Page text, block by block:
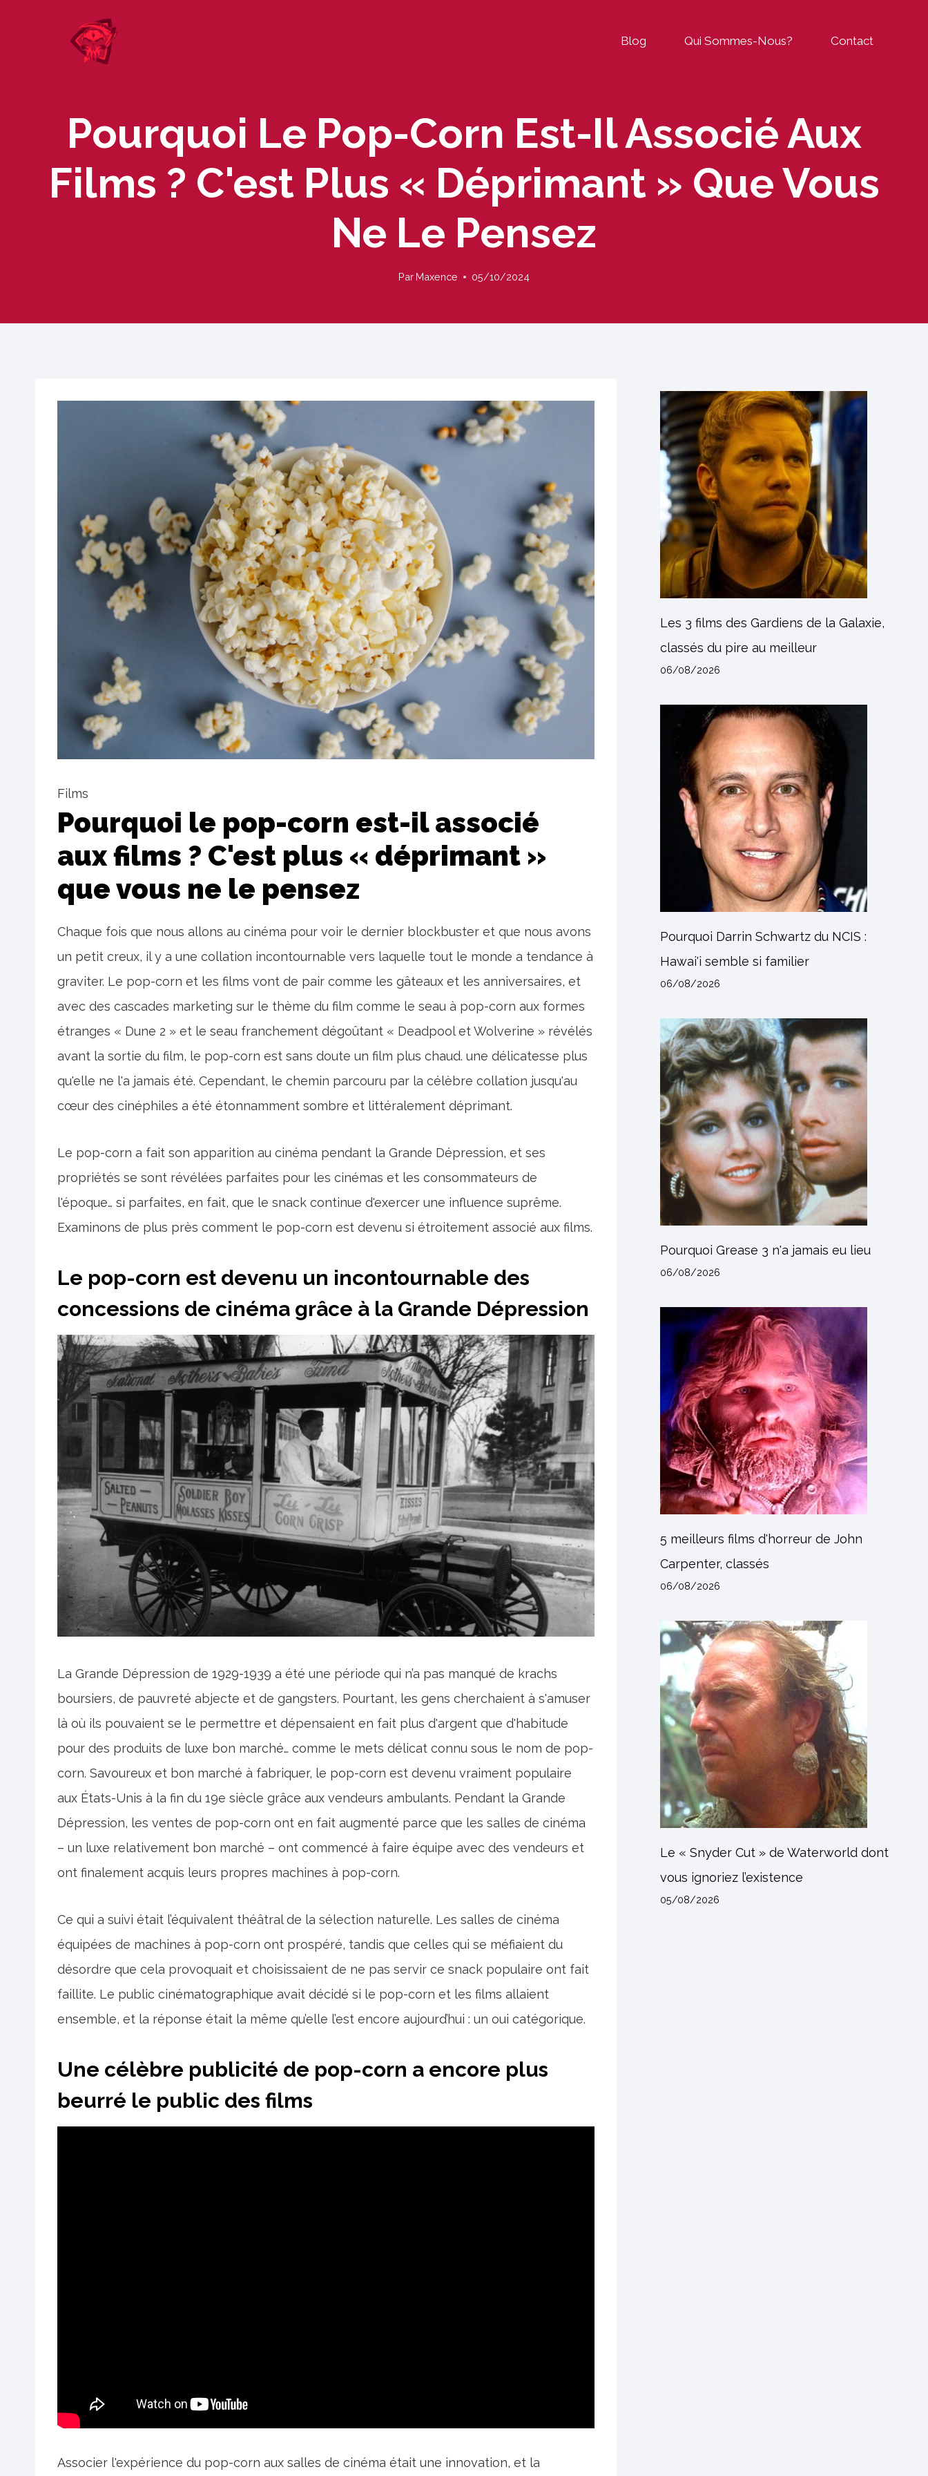
Blog Qui Sommes-Nous? Contact
Pourquoi Le Pop-Corn Est-Il Associé Aux
Films ? C'est Plus « Déprimant » Que Vous
Ne Le Pensez
Par Maxence 05/10/2024
Films
Pourquoi le pop-corn est-il associé
aux films ? C'est plus « déprimant »
que vous ne le pensez
Chaque fois que nous allons au cinéma pour voir le dernier blockbuster et que nous avons
un petit creux, il y a une collation incontournable vers laquelle tout le monde a tendance à
graviter. Le pop-corn et les films vont de pair comme les gâteaux et les anniversaires, et
avec des cascades marketing sur le thème du film comme le seau à pop-corn aux formes
étranges « Dune 2 » et le seau franchement dégoûtant « Deadpool et Wolverine » révélés
avant la sortie du film, le pop-corn est sans doute un film plus chaud. une délicatesse plus
qu'elle ne l'a jamais été. Cependant, le chemin parcouru par la célèbre collation jusqu'au
cœur des cinéphiles a été étonnamment sombre et littéralement déprimant.
Le pop-corn a fait son apparition au cinéma pendant la Grande Dépression, et ses
propriétés se sont révélées parfaites pour les cinémas et les consommateurs de
l'époque… si parfaites, en fait, que le snack continue d'exercer une influence suprême.
Examinons de plus près comment le pop-corn est devenu si étroitement associé aux films.
Le pop-corn est devenu un incontournable des
concessions de cinéma grâce à la Grande Dépression
La Grande Dépression de 1929-1939 a été une période qui n’a pas manqué de krachs
boursiers, de pauvreté abjecte et de gangsters. Pourtant, les gens cherchaient à s'amuser
là où ils pouvaient se le permettre et dépensaient en fait plus d'argent que d'habitude
pour des produits de luxe bon marché… comme le mets délicat connu sous le nom de pop-
corn. Savoureux et bon marché à fabriquer, le pop-corn est devenu vraiment populaire
aux États-Unis à la fin du 19e siècle grâce aux vendeurs ambulants. Pendant la Grande
Dépression, les ventes de pop-corn ont en fait augmenté parce que les salles de cinéma
– un luxe relativement bon marché – ont commencé à faire équipe avec des vendeurs et
ont finalement acquis leurs propres machines à pop-corn.
Ce qui a suivi était l’équivalent théâtral de la sélection naturelle. Les salles de cinéma
équipées de machines à pop-corn ont prospéré, tandis que celles qui se méfiaient du
désordre que cela provoquait et choisissaient de ne pas servir ce snack populaire ont fait
faillite. Le public cinématographique avait décidé si le pop-corn et les films allaient
ensemble, et la réponse était la même qu’elle l’est encore aujourd’hui : un oui catégorique.
Une célèbre publicité de pop-corn a encore plus
beurré le public des films
Associer l'expérience du pop-corn aux salles de cinéma était une innovation, et la
Les 3 films des Gardiens de la Galaxie,
classés du pire au meilleur
06/08/2026
Pourquoi Darrin Schwartz du NCIS :
Hawai'i semble si familier
06/08/2026
Pourquoi Grease 3 n'a jamais eu lieu
06/08/2026
5 meilleurs films d'horreur de John
Carpenter, classés
06/08/2026
Le « Snyder Cut » de Waterworld dont
vous ignoriez l’existence
05/08/2026